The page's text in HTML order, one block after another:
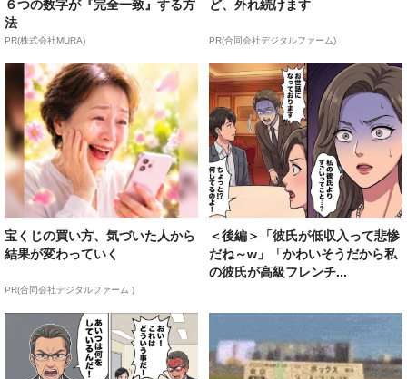
６つの数字が『完全一致』する方
法
PR(株式会社MURA)
ど、外れ続けます
PR(合同会社デジタルファーム)
宝くじの買い方、気づいた人から
結果が変わっていく
PR(合同会社デジタルファーム )
＜後編＞「彼氏が低収入って悲惨
だね～w」「かわいそうだから私
の彼氏が高級フレンチ...